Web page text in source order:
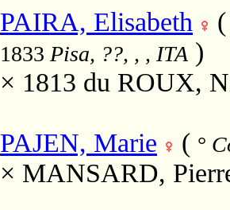
PAIRA, Elisabeth
1833 Pisa, ??, , , ITA )
× 1813 du ROUX,
PAJEN, Marie ( °
× MANSARD,